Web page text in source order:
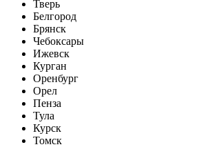
Тверь
Белгород
Брянск
Чебоксары
Ижевск
Курган
Оренбург
Орел
Пенза
Тула
Курск
Томск